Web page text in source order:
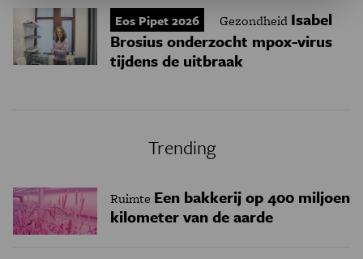
Eos Pipet 2026 Gezondheid Isabel
Brosius onderzocht mpox-virus
tijdens de uitbraak
Trending
Ruimte Een bakkerij op 400 miljoen
kilometer van de aarde